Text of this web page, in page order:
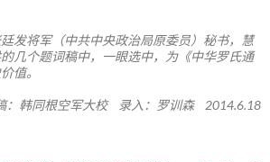
发将军（中共中央政治局原委员）秘书，慧
几个题词稿中，一眼选中，为《中华罗氏通
值。
：韩同根空军大校 录入：罗训森 2014.6.18